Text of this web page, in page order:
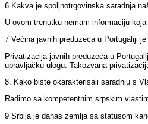
6 Kakva je spoljnotrgovinska saradnja
U ovom trenutku nemam informaciju
7 Većina javnih preduzeća u Portugaliji je
Privatizacija javnih preduzeća u Portugal
upravljačku ulogu. Takozvana
8. Kako biste okarakterisali saradnju s
Radimo sa kompetentnim srpskim
9 Srbija je danas zemlja sa statusom